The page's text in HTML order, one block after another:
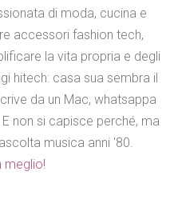
di moda, cucina e
accessori fashion tech,
la vita propria e degli
hitech: casa sua sembra il
da un Mac, whatsappa
non si capisce perché, ma
musica anni '80.
meglio!